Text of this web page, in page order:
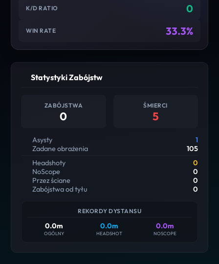
K/D RATIO 0
WIN RATE 33.3%
Statystyki Zabójstw
ZABÓJSTWA
0
ŚMIERCI
5
Asysty
1
Zadane obrażenia
105
Headshoty
0
NoScope
0
Przez ściane
0
Zabójstwa od tyłu
0
REKORDY DYSTANSU
0.0m
OGÓLNY
0.0m
HEADSHOT
0.0m
NOSCOPE